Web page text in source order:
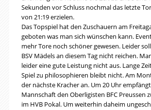
Sekunden vor Schluss nochmal das letzte
von21:19erzielen.
Das Topspiel hat den Zuschauernam
geboten was man sich wünschen kann.
mehr Tore noch schöner gewesen. Leider
BSV Mädels an diesem Tag nicht reichen.
leider eine gute Leistung nicht aus. Lange
Spiel zu philosophieren bleibt nicht. Am
der nächste Kracher an. Um 20 Uhr
Mannschaft den Oberligisten BFC Preussen
im HVB Pokal. Um weiterhin daheim